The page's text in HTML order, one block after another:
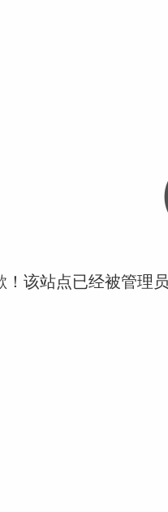
！该站点已经被管理